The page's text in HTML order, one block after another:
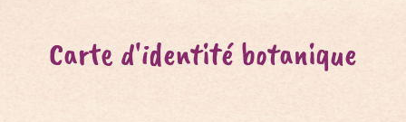
Carte d'identité botanique